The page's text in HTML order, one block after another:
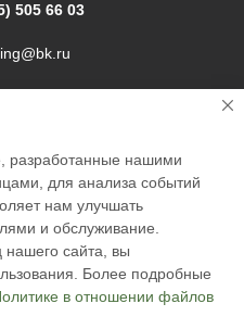
505 66 03
товаров для рыбалки по
России
разработанные нашими
для анализа событий
нам улучшать
и обслуживание.
сайта, вы
Более подробные
в отношении файлов